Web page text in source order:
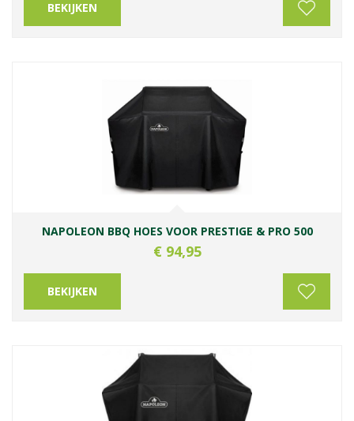
BEKIJKEN
NAPOLEON BBQ HOES VOOR PRESTIGE & PRO 500
€ 94,95
BEKIJKEN